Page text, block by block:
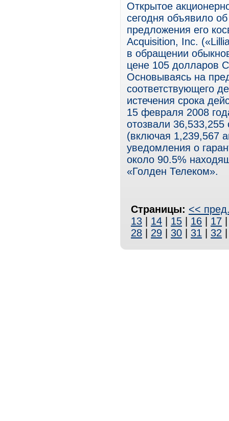
Открытое
сегодня объявило
предложения его
Acquisition, Inc.
в обращении
цене 105 долларов
Основываясь на
соответствующего
истечения срока
15 февраля 2008
отозвали
(включая 1,239,567
уведомления о
около 90.5%
«Голден Телеком».
Страницы: <<
13
14 15 16 17
28
29 30 31 32